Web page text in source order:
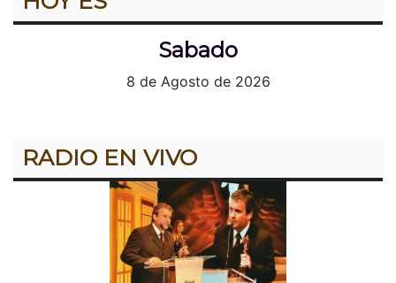
Sabado
8 de Agosto de 2026
RADIO EN VIVO